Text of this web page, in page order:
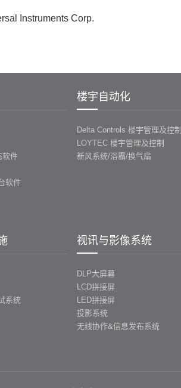
Instruments Corp.
软件
软件
楼宇自动化
Delta Controls 楼宇管理及控制
LOYTEC 楼宇管理及控制
新风系统/浴霸/换气扇
系统
视讯与影像系统
DLP大屏幕
LCD拼接屏
LED拼接屏
投影系统
无线协作&信息发布系统